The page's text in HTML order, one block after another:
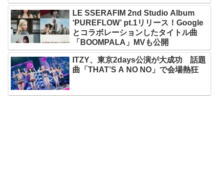
LE SSERAFIM 2nd Studio Album
‘PUREFLOW’ pt.1リリース！Google
とコラボレーションしたタイトル曲
「BOOMPALA」MVも公開
ITZY、東京2days公演が大成功 話題
曲「THAT’S A NO NO」で会場熱狂